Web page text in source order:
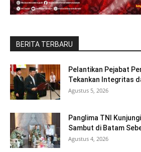
BERITA TERBARU
Pelantikan Pejabat
Tekankan Integritas
Agustus 5, 2026
Panglima TNI
Sambut di Batam
Agustus 4, 2026